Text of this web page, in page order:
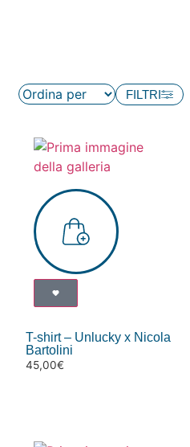
FILTRI
T-shirt – Unlucky x Nicola
Bartolini
45,00€